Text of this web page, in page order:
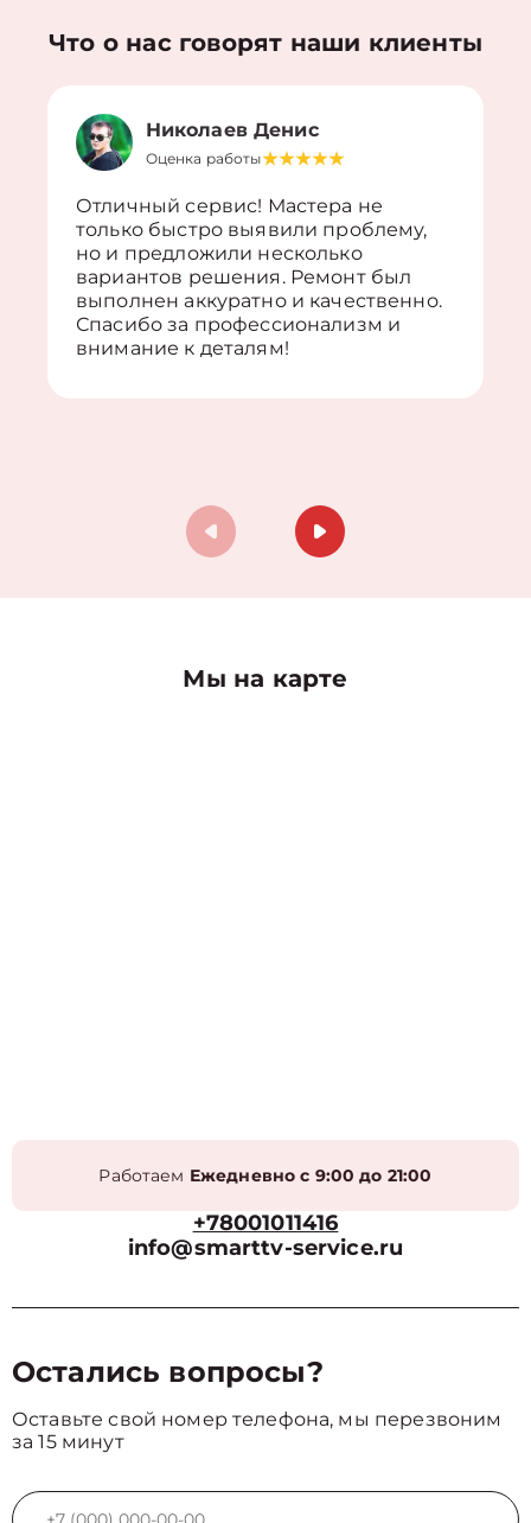
Что о нас говорят наши клиенты
Николаев Денис
Оценка работы
Отличный сервис! Мастера не
только быстро выявили проблему,
но и предложили несколько
вариантов решения. Ремонт был
выполнен аккуратно и качественно.
Спасибо за профессионализм и
внимание к деталям!
Мы на карте
Работаем Ежедневно с 9:00 до 21:00
+78001011416
info@smarttv-service.ru
Остались вопросы?
Оставьте свой номер телефона, мы перезвоним
за 15 минут